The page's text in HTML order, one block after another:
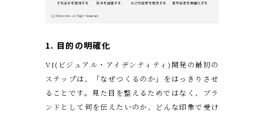
1. 目的の明確化
VI(ビジュアル・アイデンティティ)開発の最初の
ステップは、「なぜつくるのか」をはっきりさせ
ることです。見た目を整えるためではなく、ブラ
ンドとして何を伝えたいのか、どんな印象で受け